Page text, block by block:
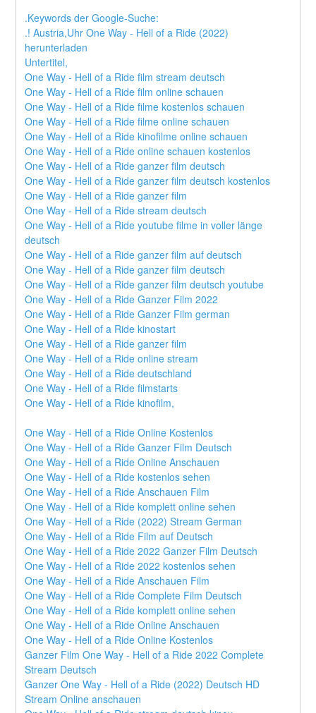
.Keywords der Google-Suche:
.! Austria,Uhr One Way - Hell of a Ride (2022)
herunterladen
Untertitel,
One Way - Hell of a Ride film stream deutsch
One Way - Hell of a Ride film online schauen
One Way - Hell of a Ride filme kostenlos schauen
One Way - Hell of a Ride filme online schauen
One Way - Hell of a Ride kinofilme online schauen
One Way - Hell of a Ride online schauen kostenlos
One Way - Hell of a Ride ganzer film deutsch
One Way - Hell of a Ride ganzer film deutsch kostenlos
One Way - Hell of a Ride ganzer film
One Way - Hell of a Ride stream deutsch
One Way - Hell of a Ride youtube filme in voller länge
deutsch
One Way - Hell of a Ride ganzer film auf deutsch
One Way - Hell of a Ride ganzer film deutsch
One Way - Hell of a Ride ganzer film deutsch youtube
One Way - Hell of a Ride Ganzer Film 2022
One Way - Hell of a Ride Ganzer Film german
One Way - Hell of a Ride kinostart
One Way - Hell of a Ride ganzer film
One Way - Hell of a Ride online stream
One Way - Hell of a Ride deutschland
One Way - Hell of a Ride filmstarts
One Way - Hell of a Ride kinofilm,
One Way - Hell of a Ride Online Kostenlos
One Way - Hell of a Ride Ganzer Film Deutsch
One Way - Hell of a Ride Online Anschauen
One Way - Hell of a Ride kostenlos sehen
One Way - Hell of a Ride Anschauen Film
One Way - Hell of a Ride komplett online sehen
One Way - Hell of a Ride (2022) Stream German
One Way - Hell of a Ride Film auf Deutsch
One Way - Hell of a Ride 2022 Ganzer Film Deutsch
One Way - Hell of a Ride 2022 kostenlos sehen
One Way - Hell of a Ride Anschauen Film
One Way - Hell of a Ride Complete Film Deutsch
One Way - Hell of a Ride komplett online sehen
One Way - Hell of a Ride Online Anschauen
One Way - Hell of a Ride Online Kostenlos
Ganzer Film One Way - Hell of a Ride 2022 Complete
Stream Deutsch
Ganzer One Way - Hell of a Ride (2022) Deutsch HD
Stream Online anschauen